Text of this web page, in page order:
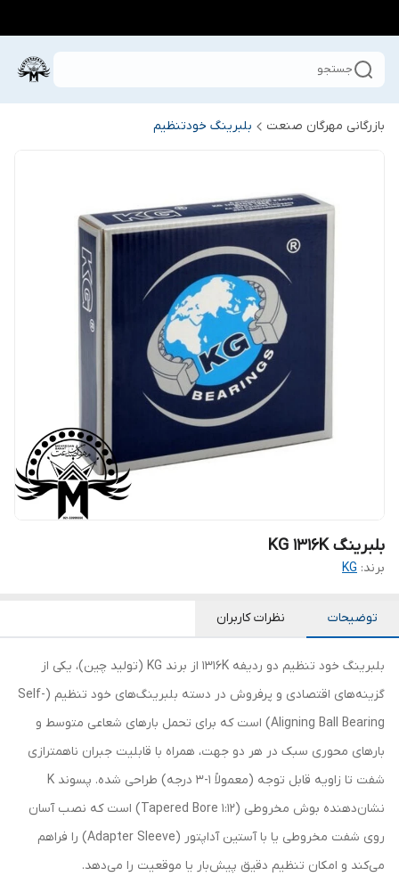
جستجو
بازرگانی مهرگان صنعت بلبرینگ خودتنظیم
بلبرینگ KG 1316K
برند: KG
توضیحات نظرات کاربران
بلبرینگ خود تنظیم دو ردیفه 1316K از برند KG (تولید چین)، یکی از
گزینه‌های اقتصادی و پرفروش در دسته بلبرینگ‌های خود تنظیم (Self-
Aligning Ball Bearing) است که برای تحمل بارهای شعاعی متوسط و
بارهای محوری سبک در هر دو جهت، همراه با قابلیت جبران ناهمترازی
شفت تا زاویه قابل توجه (معمولاً ۱-۳ درجه) طراحی شده. پسوند K
نشان‌دهنده بوش مخروطی (Tapered Bore 1:12) است که نصب آسان
روی شفت مخروطی یا با آستین آداپتور (Adapter Sleeve) را فراهم
می‌کند و امکان تنظیم دقیق پیش‌بار یا موقعیت را می‌دهد.